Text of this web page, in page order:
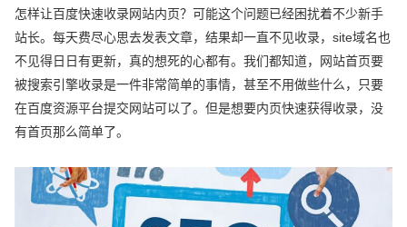
怎样让百度快速收录网站内页？可能这个问题已经困扰着不少新手
站长。每天费尽心思去发表文章，结果却一直不见收录，site域名也
不见得日日有更新，真的想死的心都有。我们都知道，网站首页要
被搜索引擎收录是一件非常简单的事情，甚至不用做些什么，只要
在百度资源平台提交网站可以了。但是想要内页快速获得收录，没
有首页那么简单了。